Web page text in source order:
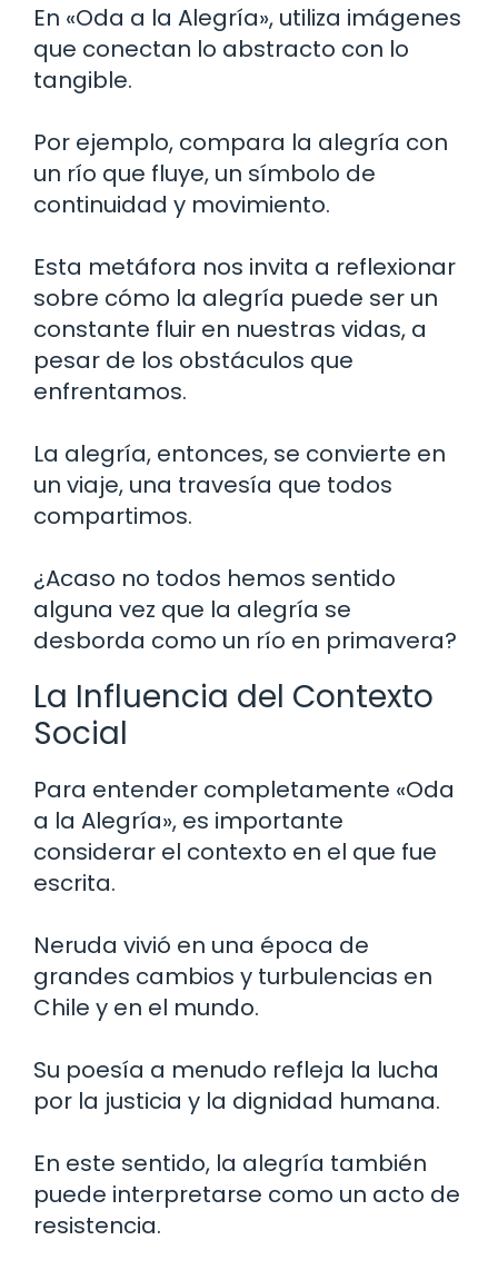
En «Oda a la Alegría», utiliza imágenes
que conectan lo abstracto con lo
tangible.
Por ejemplo, compara la alegría con
un río que fluye, un símbolo de
continuidad y movimiento.
Esta metáfora nos invita a reflexionar
sobre cómo la alegría puede ser un
constante fluir en nuestras vidas, a
pesar de los obstáculos que
enfrentamos.
La alegría, entonces, se convierte en
un viaje, una travesía que todos
compartimos.
¿Acaso no todos hemos sentido
alguna vez que la alegría se
desborda como un río en primavera?
La Influencia del Contexto
Social
Para entender completamente «Oda
a la Alegría», es importante
considerar el contexto en el que fue
escrita.
Neruda vivió en una época de
grandes cambios y turbulencias en
Chile y en el mundo.
Su poesía a menudo refleja la lucha
por la justicia y la dignidad humana.
En este sentido, la alegría también
puede interpretarse como un acto de
resistencia.